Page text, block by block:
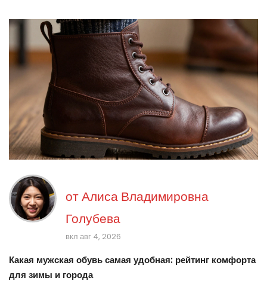
отАлиса Владимировна
Голубева
вкл авг 4, 2026
Какая мужская обувь самая удобная: рейтинг комфорта
для зимы и города